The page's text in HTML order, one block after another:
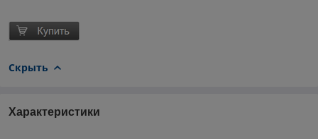
Скрыть
Характеристики